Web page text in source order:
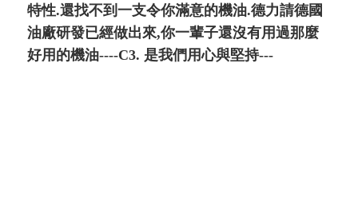
特性.還找不到一支令你滿意的機油.德力請德國
油廠研發已經做出來,你一輩子還沒有用過那麼
好用的機油----C3. 是我們用心與堅持---